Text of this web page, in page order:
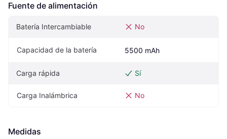
Fuente de alimentación
Batería Intercambiable No
Capacidad de la batería 5500 mAh
Carga rápida Sí
Carga Inalámbrica No
Medidas